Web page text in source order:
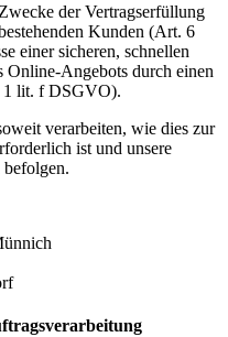
der Vertragserfüllung
Kunden (Art. 6
einer sicheren, schnellen
Online-Angebots durch einen
1 lit. f DSGVO).
verarbeiten, wie dies zur
ist und unsere